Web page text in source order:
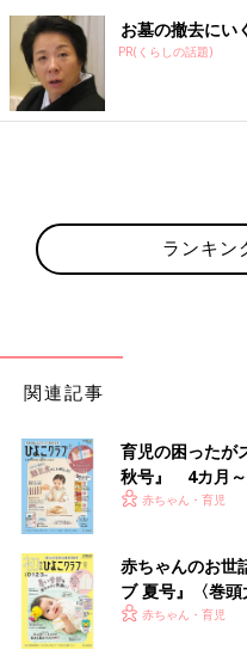
犬の行動そのもの以外に、私
うで怖い。
犬をしつける時
い言葉と態度で犬に話しか
ドキしています。
お墓の撤去にい
PR(くらしの話題)
ランキン
関連記事
育児の困ったが
秋号』 4カ月～
いっぱい！
赤ちゃん・育児
赤ちゃんのお世
ブ 夏号』〈巻
く！ おっぱい・
赤ちゃん・育児